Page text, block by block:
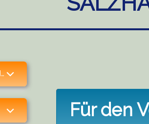
ÜBER BRÜCKENSCHLAGexpand child menu
expand child menuFür den